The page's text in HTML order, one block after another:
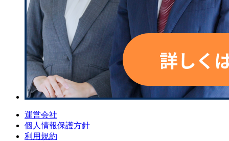
運営会社
個人情報保護方針
利用規約